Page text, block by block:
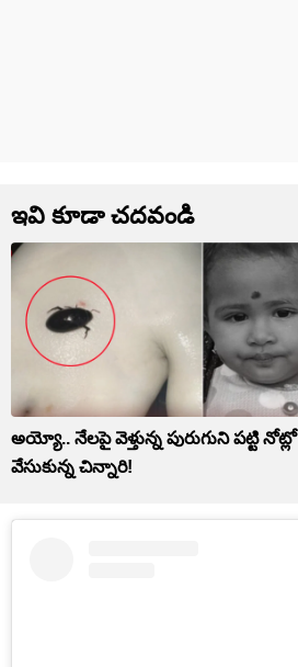
ఇవి కూడా చదవండి
అయ్యో.. నేలపై వెళ్తున్న పురుగుని పట్టి నోట్లో
వేసుకున్న చిన్నారి!